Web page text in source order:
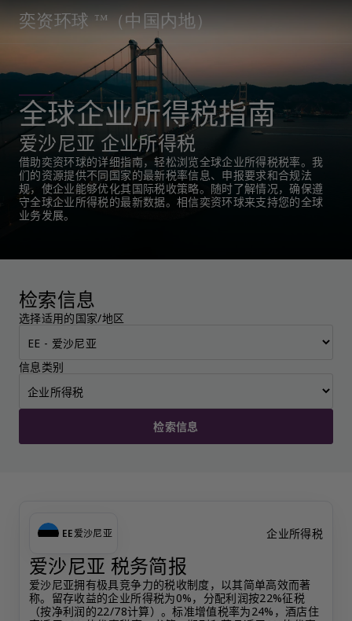
奕资环球 ™（中国内地）
全球企业所得税指南
爱沙尼亚 企业所得税
借助奕资环球的详细指南，轻松浏览全球企业所得税税率。我
们的资源提供不同国家的最新税率信息、申报要求和合规法
规，使企业能够优化其国际税收策略。随时了解情况，确保遵
守全球企业所得税的最新数据。相信奕资环球来支持您的全球
业务发展。
检索信息
选择适用的国家/地区
信息类别
检索信息
EE爱沙尼亚 企业所得税
爱沙尼亚 税务简报
爱沙尼亚拥有极具竞争力的税收制度，以其简单高效而著
称。留存收益的企业所得税为0%，分配利润按22%征税
（按净利润的22/78计算）。标准增值税率为24%，酒店住